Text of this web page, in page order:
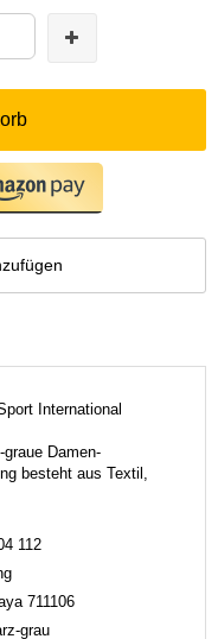
International
Damen-
besteht aus Textil,
112
711106
grau